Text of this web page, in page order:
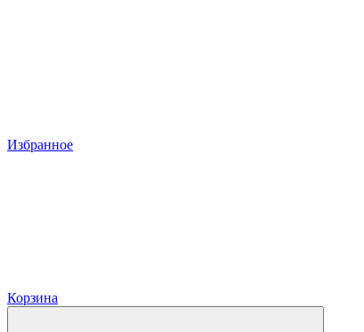
Избранное
Корзина